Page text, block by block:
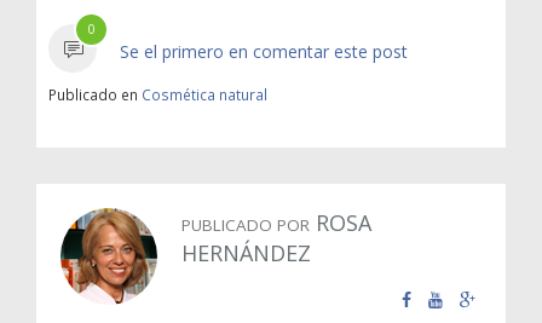
0
Se el primero en comentar este post
Publicado en Cosmética natural
PUBLICADO POR ROSA
HERNÁNDEZ